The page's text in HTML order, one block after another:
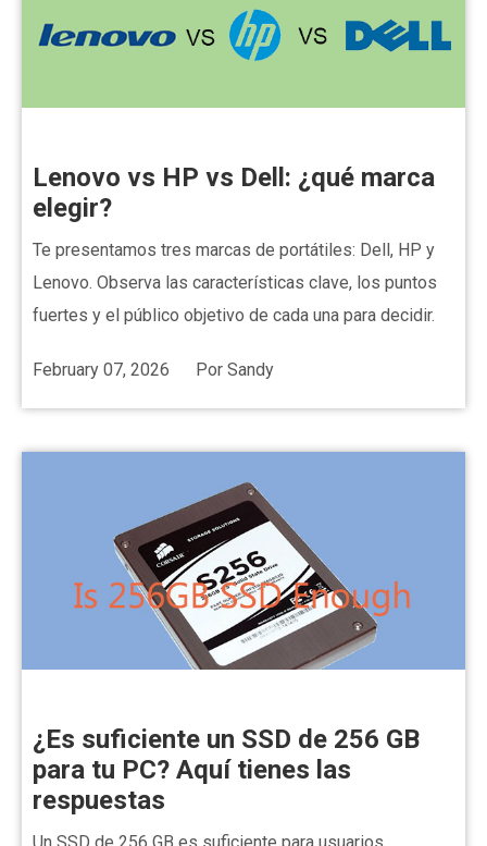
Lenovo vs HP vs Dell: ¿qué marca
elegir?
Te presentamos tres marcas de portátiles: Dell, HP y
Lenovo. Observa las características clave, los puntos
fuertes y el público objetivo de cada una para decidir.
February 07, 2026 Por Sandy
¿Es suficiente un SSD de 256 GB
para tu PC? Aquí tienes las
respuestas